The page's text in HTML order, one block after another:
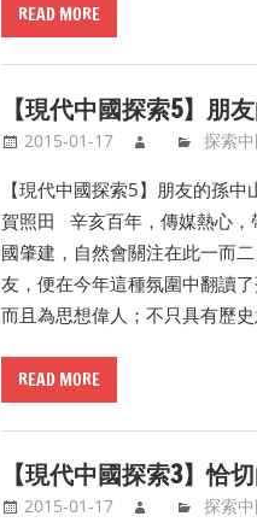
READ MORE
【現代中國探索5】朋
2015-01-17 探索
【現代中國探索5】朋友的孫
賀照田 辛亥百年，傳媒熱心，
國肇建，自然會關注在此一而
友，便在今年這種氛圍中翻讀
而且為思想偉人；不只具有歷史
READ MORE
【現代中國探索3】恰
2015-01-17 探索